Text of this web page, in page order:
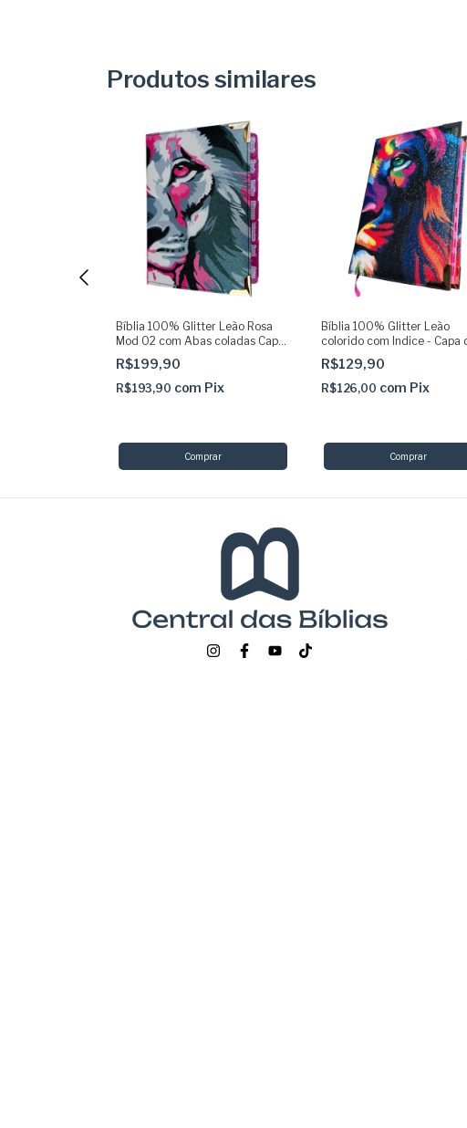
Produtos similares
Bíblia 100% Glitter Leão Rosa
Mod 02 com Abas coladas Capa
dura acolchoada Palavras Jesus
em vermelho ARC - SBB
R$199,90
R$193,90 com Pix
Bíblia 100% Glitter Leão
colorido com Indice - Capa
acolchoada Palavras de
em vermelho ARC - SBB
R$129,90
R$126,00 com Pix